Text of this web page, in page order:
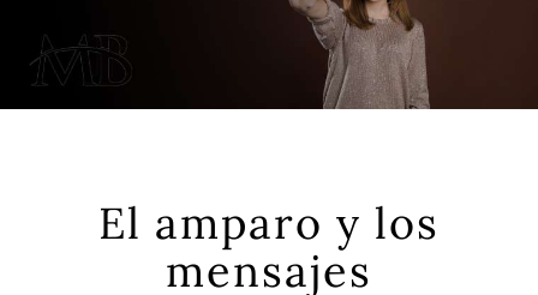
BLOG
CONSULTAS
El amparo y los
mensajes